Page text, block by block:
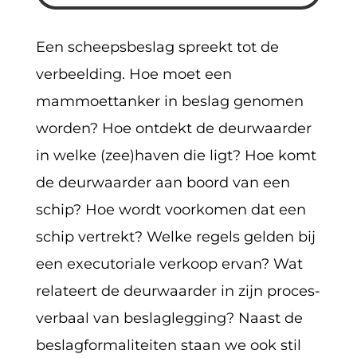
Een scheepsbeslag spreekt tot de
verbeelding. Hoe moet een
mammoettanker in beslag genomen
worden? Hoe ontdekt de deurwaarder
in welke (zee)haven die ligt? Hoe komt
de deurwaarder aan boord van een
schip? Hoe wordt voorkomen dat een
schip vertrekt? Welke regels gelden bij
een executoriale verkoop ervan? Wat
relateert de deurwaarder in zijn proces-
verbaal van beslaglegging? Naast de
beslagformaliteiten staan we ook stil